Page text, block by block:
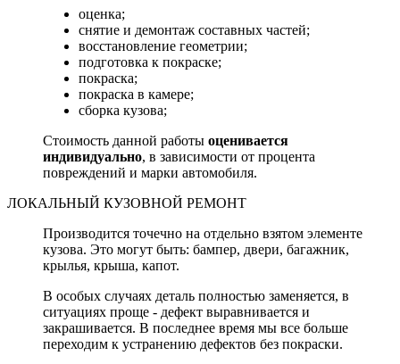
оценка;
снятие и демонтаж составных частей;
восстановление геометрии;
подготовка к покраске;
покраска;
покраска в камере;
сборка кузова;
Стоимость данной работы оценивается
индивидуально, в зависимости от процента
повреждений и марки автомобиля.
ЛОКАЛЬНЫЙ КУЗОВНОЙ РЕМОНТ
Производится точечно на отдельно взятом элементе
кузова. Это могут быть: бампер, двери, багажник,
крылья, крыша, капот.
В особых случаях деталь полностью заменяется, в
ситуациях проще - дефект выравнивается и
закрашивается. В последнее время мы все больше
переходим к устранению дефектов без покраски.